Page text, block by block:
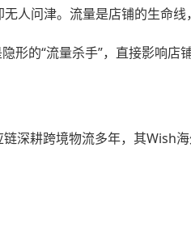
人问津。流量是店铺的生命线
的“流量杀手”，直接影响店
深耕跨境物流多年，其Wish